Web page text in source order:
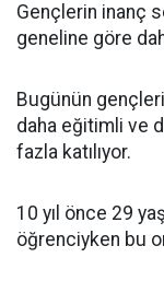
Gençlerin inanç
geneline göre
Bugünün
daha eğitimli ve
fazla katılıyor.
10 yıl önce 29
öğrenciyken bu